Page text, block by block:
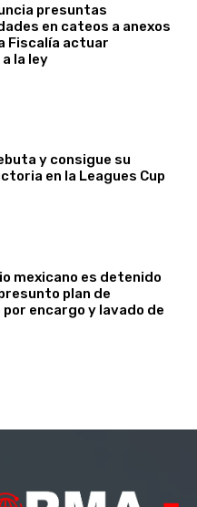
presuntas
en cateos a anexos
Fiscalía actuar
la ley
y consigue su
en la Leagues Cup
mexicano es detenido
plan de
encargo y lavado de